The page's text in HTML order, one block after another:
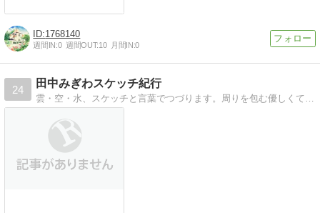
1768140
週間IN:0 週間OUT:10 月間IN:0
24
田中みぎわスケッチ紀行